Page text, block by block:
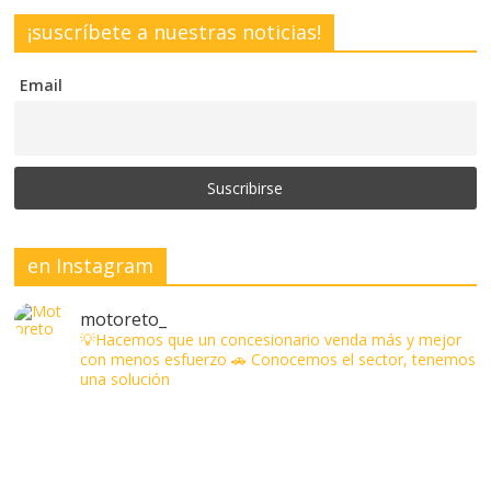
¡suscríbete a nuestras noticias!
Email
en Instagram
motoreto_
💡Hacemos que un concesionario venda más y mejor
con menos esfuerzo 🚗 Conocemos el sector, tenemos
una solución